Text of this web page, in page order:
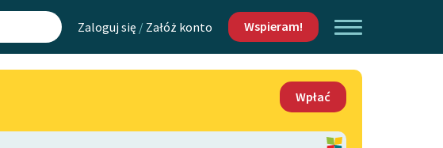
Zaloguj się / Załóż konto Wspieram!
Mapa Wolnych Lektur
Kontakt
Wpłać